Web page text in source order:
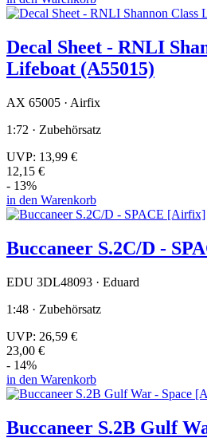
Decal Sheet - RNLI
Lifeboat (A55015)
AX 65005 · Airfix
1:72 · Zubehörsatz
UVP: 13,99 €
12,15 €
- 13%
in den Warenkorb
Buccaneer S.2C/D -
EDU 3DL48093 · Eduard
1:48 · Zubehörsatz
UVP: 26,59 €
23,00 €
- 14%
in den Warenkorb
Buccaneer S.2B Gulf